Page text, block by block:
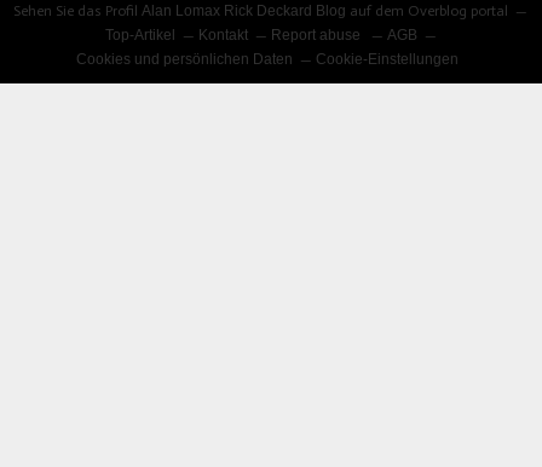
Sehen Sie das ProfilAlan Lomax Rick Deckard Blog auf dem Overblog portal
Top-Artikel
Kontakt Report abuse
AGB
Cookies und persönlichen Daten
Cookie-Einstellungen